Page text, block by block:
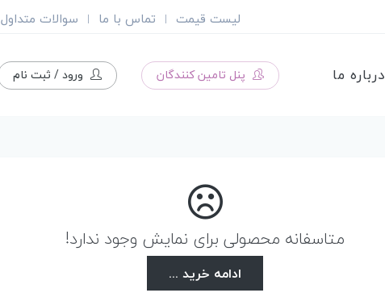
لیست قیمت | تماس با ما | سوالات متداول
درباره ما پنل تامین کنندگان ورود / ثبت نام
متاسفانه محصولی برای نمایش وجود ندارد!
ادامه خرید ...